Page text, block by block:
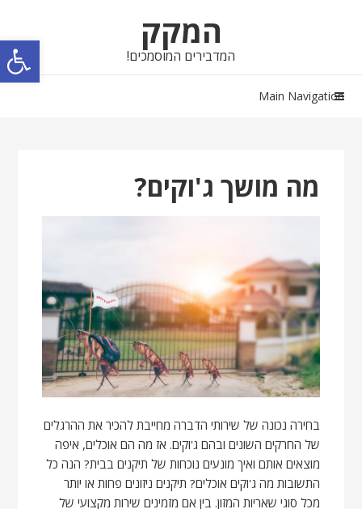
פתח סרגל נגישות המקק
המדבירים המוסמכים!
Main Navigation
מה מושך ג'וקים?
בחירה נכונה של שירותי הדברה מחייבת להכיר את ההרגלים
של החרקים השונים ובהם ג'וקים. אז מה הם אוכלים, איפה
מוצאים אותם ואיך מונעים נוכחות של תיקנים בבית? הנה כל
התשובות מה ג'וקים אוכלים? תיקנים ניזונים פחות או יותר
מכל סוגי שאריות המזון. בין אם מזמינים שירות מקצועי של